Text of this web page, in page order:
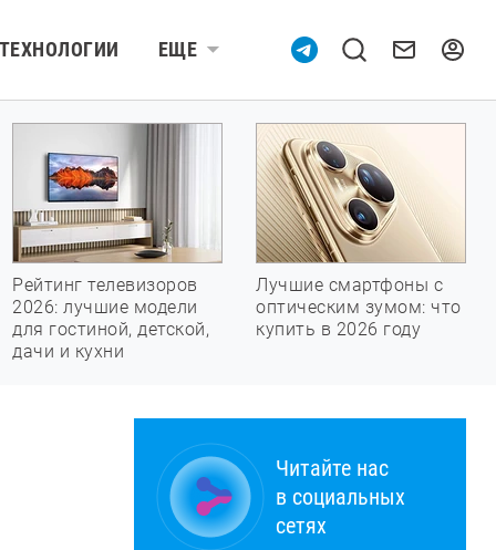
ТЕХНОЛОГИИ ЕЩЕ
Рейтинг телевизоров
2026: лучшие модели
для гостиной, детской,
дачи и кухни
Лучшие смартфоны с
оптическим зумом: что
купить в 2026 году
Читайте нас
в социальных
сетях